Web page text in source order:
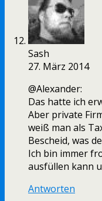
Sash
27. März 2014
@Alexander:
Das hatte ich
Aber private
weiß man als
Bescheid, was
Ich bin immer
ausfüllen kann
Antworten